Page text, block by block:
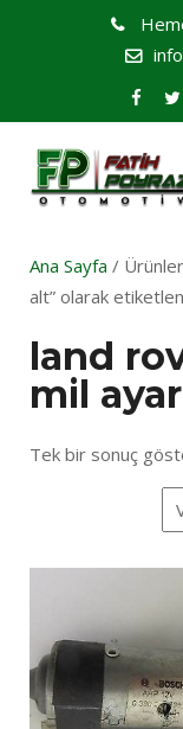
Ana Sayfa /
alt” olarak
land
mil
Tek bir sonuç